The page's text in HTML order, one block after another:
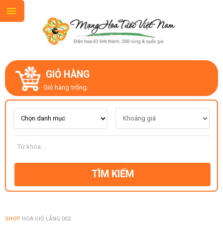
GIỎ HÀNG
Giỏ hàng trống.
TÌM KIẾM
SHOP HOA GIỎ LẴNG 002
GIỚI THIỆU
LIÊN HỆ
MẪU HOA MỚI
CHỦ ĐỀ